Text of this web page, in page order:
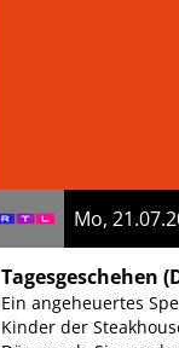
Mo,
Tagesgeschehen
Ein angeheuertes
Kinder der